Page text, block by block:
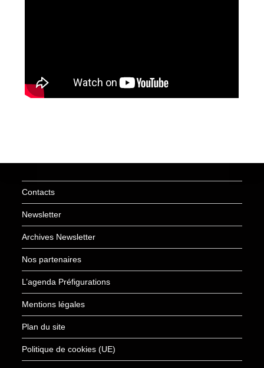
Contacts
Newsletter
Archives Newsletter
Nos partenaires
L’agenda Préfigurations
Mentions légales
Plan du site
Politique de cookies (UE)